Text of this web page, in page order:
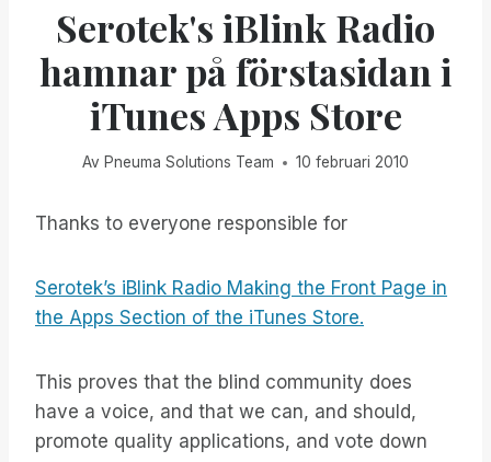
Serotek's iBlink Radio
hamnar på förstasidan i
iTunes Apps Store
Av Pneuma Solutions Team 10 februari 2010
Thanks to everyone responsible for
Serotek’s iBlink Radio Making the Front Page in
the Apps Section of the iTunes Store.
This proves that the blind community does
have a voice, and that we can, and should,
promote quality applications, and vote down